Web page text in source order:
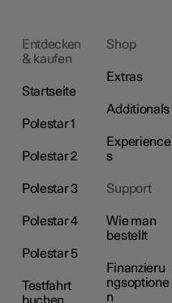
Entdecken
& kaufen
Startseite
Polestar 1
Polestar 2
Polestar 3
Polestar 4
Polestar 5
Testfahrt
Shop
Extras
Additionals
Experience
s
Support
Wie man
bestellt
Finanzieru
ngsoptione
n